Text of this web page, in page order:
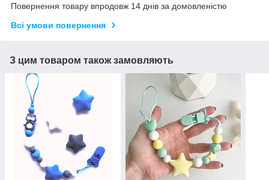
Повернення товару впродовж 14 днів за домовленістю
Всі умови повернення
З цим товаром також замовляють